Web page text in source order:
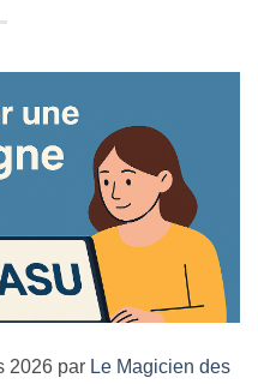
2026 par Le Magicien des